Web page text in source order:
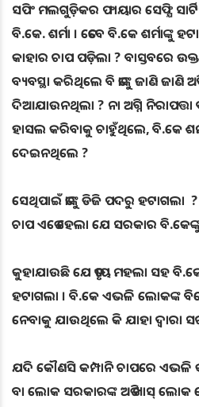
ସପିଂ ମଲଗୁଡ଼ିକର ଫାୟାର ସେଫ୍ଯି
ବି.କେ. ଶର୍ମା । ତେବେ ବି.କେ ଶର୍ମାଙ୍କୁ
କାହାର ଚାପ ପଡ଼ିଲା ? ବାସ୍ତବରେ
ବ୍ୟବସ୍ଥା କରିଥିଲେ ବି ତାଙ୍କୁ ଜାଣି ଜାଣି
ଦିଆଯାଉନଥିଲା ? ନା ଅଗ୍ନି ନିରାପତ୍ତା
ହାସଲ କରିବାକୁ ଚାହୁଁଥିଲେ, ବି.କେ ଶର୍ମା
ଦେଇନଥିଲେ ?
ସେଥିପାଇଁ ତାଙ୍କୁ ଡିଜି ପଦରୁ ହଟାଗଲା
ଚାପ ଏତେ ହେଲା ଯେ ସରକାର
କୁହାଯାଉଛି ଯେ ତୃତୀୟ ମହଲା ସହ ବି.କେ
ହଟାଗଲା । ବି.କେ ଏଭଳି ଲୋକଙ୍କ
ନେବାକୁ ଯାଉଥିଲେ କି ଯାହା ଦ୍ବାରା
ଯଦି କୌଣସି କମ୍ପାନି ଚାପରେ ଏଭଳି
ବା ଲୋକ ସରକାରଙ୍କ ଅତି ଖାସ୍ ଲୋକ